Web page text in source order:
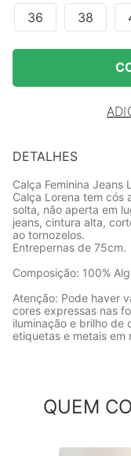
36 38
DETALHES
Calça Feminina Jeans
Calça Lorena tem cós
solta, não aperta em
jeans, cintura alta,
ao tornozelos.
Entrepernas de 75cm.
Composição: 100%
Atenção: Pode haver
cores expressas nas
iluminação e brilho de
etiquetas e metais em
QUEM